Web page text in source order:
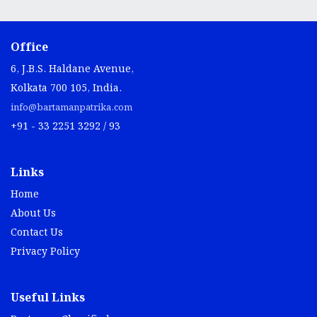
Office
6, J.B.S. Haldane Avenue,
Kolkata 700 105, India.
info@bartamanpatrika.com
+91 - 33 2251 3292 / 93
Links
Home
About Us
Contact Us
Privacy Policy
Useful Links